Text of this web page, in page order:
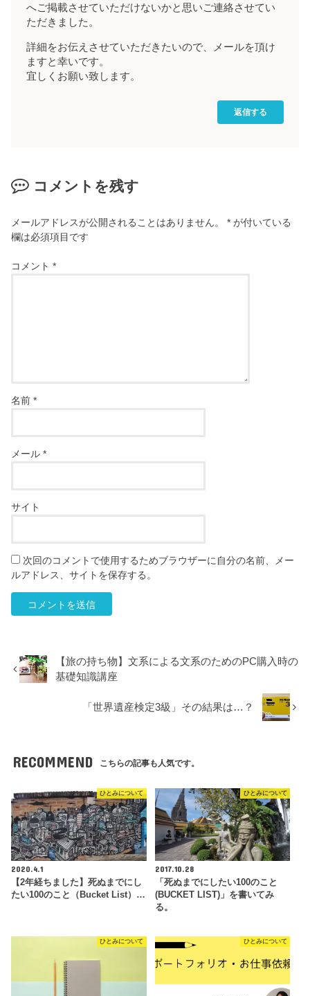
へご掲載させていただけないかと思いご連絡させてい
ただきました。
詳細をお伝えさせていただきたいので、メールを頂け
ますと幸いです。
宜しくお願い致します。
返信する
コメントを残す
メールアドレスが公開されることはありません。 * が付いている
欄は必須項目です
コメント*
名前*
メール*
サイト
次回のコメントで使用するためブラウザーに自分の名前、メー
ルアドレス、サイトを保存する。
【旅の持ち物】文系による文系のためのPC購入時の
基礎知識講座
「世界遺産検定3級」その結果は…？
RECOMMEND こちらの記事も人気です。
ひとみについて
2020.4.1
【2年経ちました】死ぬまでにし
たい100のこと（Bucket List）…
ひとみについて
2017.10.28
「死ぬまでにしたい100のこと
(BUCKET LIST)」を書いてみ
る。
ひとみについて ひとみについて